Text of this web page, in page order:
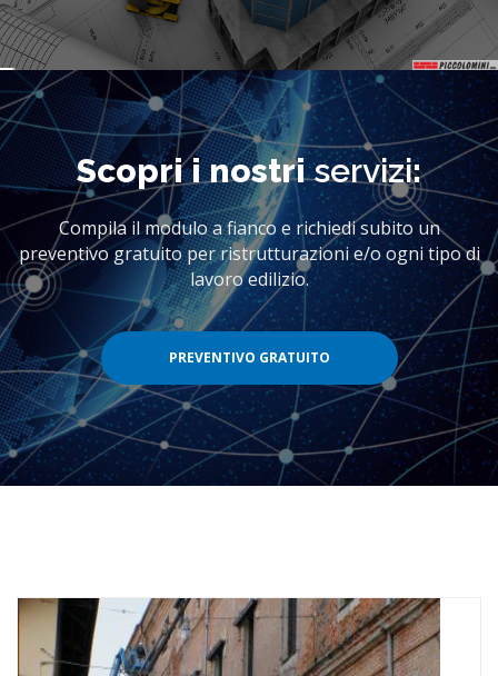
Scopri i nostriservizi:
Compila il modulo a fianco e richiedi subito un
preventivo gratuito per ristrutturazioni e/o ogni tipo di
lavoro edilizio.
PREVENTIVO GRATUITO